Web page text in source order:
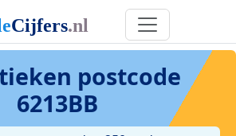
postcode
6213BB